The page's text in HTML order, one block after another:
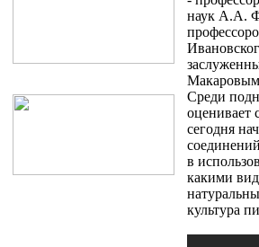
наук А.А.
Среди
оценивает
сегодня
в
какими
культура